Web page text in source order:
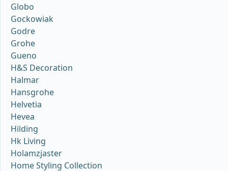
Globo
Gockowiak
Godre
Grohe
Gueno
H&S Decoration
Halmar
Hansgrohe
Helvetia
Hevea
Hilding
Hk Living
Holamzjaster
Home Styling Collection